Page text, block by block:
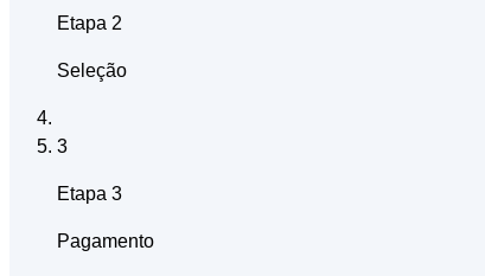
Etapa 2
Seleção
3
Etapa 3
Pagamento